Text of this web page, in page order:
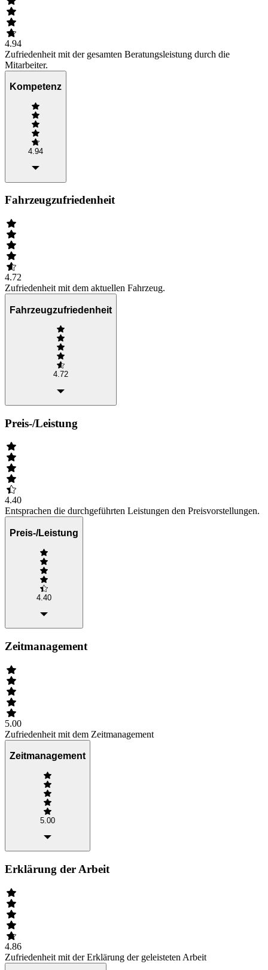
4.94
Zufriedenheit mit der gesamten Beratungsleistung durch die
Mitarbeiter.
Kompetenz
4.94
Fahrzeugzufriedenheit
4.72
Zufriedenheit mit dem aktuellen Fahrzeug.
Fahrzeugzufriedenheit
4.72
Preis-/Leistung
4.40
Entsprachen die durchgeführten Leistungen den Preisvorstellungen.
Preis-/Leistung
4.40
Zeitmanagement
5.00
Zufriedenheit mit dem Zeitmanagement
Zeitmanagement
5.00
Erklärung der Arbeit
4.86
Zufriedenheit mit der Erklärung der geleisteten Arbeit